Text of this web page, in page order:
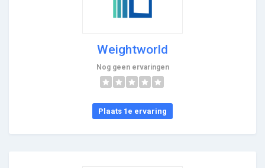
Weightworld
Nog geen ervaringen
Plaats 1e ervaring